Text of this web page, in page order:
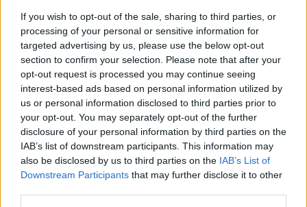
If you wish to opt-out of the sale, sharing to third parties, or
processing of your personal or sensitive information for
targeted advertising by us, please use the below opt-out
section to confirm your selection. Please note that after your
opt-out request is processed you may continue seeing
interest-based ads based on personal information utilized by
us or personal information disclosed to third parties prior to
your opt-out. You may separately opt-out of the further
disclosure of your personal information by third parties on the
IAB’s list of downstream participants. This information may
also be disclosed by us to third parties on the IAB’s List of
Downstream Participants that may further disclose it to other
Emlékezetes lehet, hogy egy alig fél éve már egy
akkori statisztikában is óriási üzletnek látszott a
bűnözők részéről a védelmi pénz zsarolása a
felhasználók dokumentumaiért . A 2014.
szeptemberi kimutatás szerint a CryptoLocker,
CryptoWall zsaroló kártevőknagyjából egy esztendő
alatt addigra már több, mint 1 millió dollár védelmi
pénzt kasszíroztak beaz áldozatoktól.